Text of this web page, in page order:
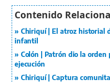
Chiriquí | El atroz historial
infantil
Colón | Patrón dio la orden
ejecución
Chiriquí | Captura